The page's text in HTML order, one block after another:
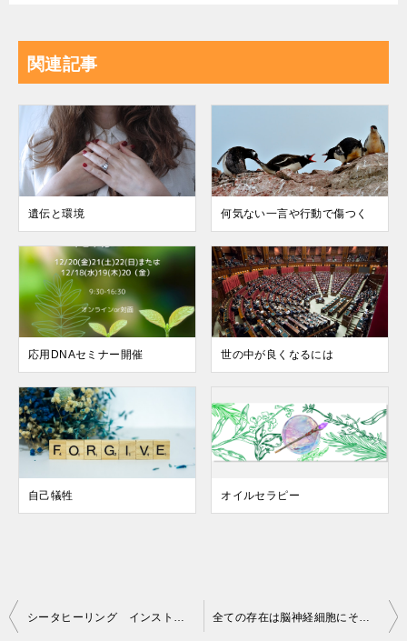
関連記事
遺伝と環境 何気ない一言や行動で傷つく
応用DNAセミナー開催 世の中が良くなるには
自己犠牲 オイルセラピー
投